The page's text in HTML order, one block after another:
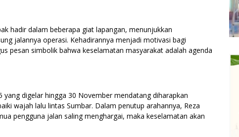
hadir dalam beberapa giat lapangan, menunjukkan
jalannya operasi. Kehadirannya menjadi motivasi bagi
pesan simbolik bahwa keselamatan masyarakat adalah agenda
yang digelar hingga 30 November mendatang diharapkan
wajah lalu lintas Sumbar. Dalam penutup arahannya, Reza
pengguna jalan saling menghargai, maka keselamatan akan